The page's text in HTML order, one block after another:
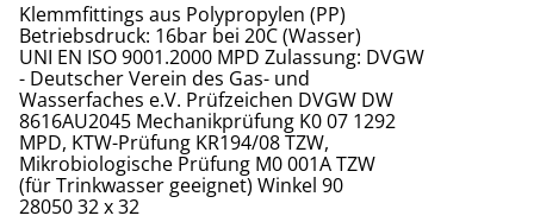
Klemmfittings aus Polypropylen (PP)
Betriebsdruck: 16bar bei 20C (Wasser)
UNI EN ISO 9001.2000 MPD Zulassung: DVGW
- Deutscher Verein des Gas- und
Wasserfaches e.V. Prüfzeichen DVGW DW
8616AU2045 Mechanikprüfung K0 07 1292
MPD, KTW-Prüfung KR194/08 TZW,
Mikrobiologische Prüfung M0 001A TZW
(für Trinkwasser geeignet) Winkel 90
28050 32 x 32